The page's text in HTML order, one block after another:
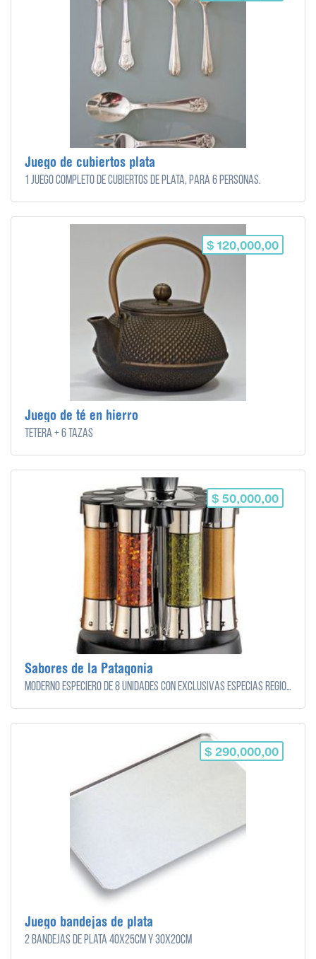
Juego de cubiertos plata
1 Juego completo de cubiertos de plata, para 6 personas.
$ 120,000,00
Juego de té en hierro
tetera + 6 tazas
$ 50,000,00
Sabores de la Patagonia
Moderno especiero de 8 unidades con exclusivas especias regionales de la Patagonia
$ 290,000,00
Juego bandejas de plata
2 bandejas de plata 40x25cm y 30x20cm